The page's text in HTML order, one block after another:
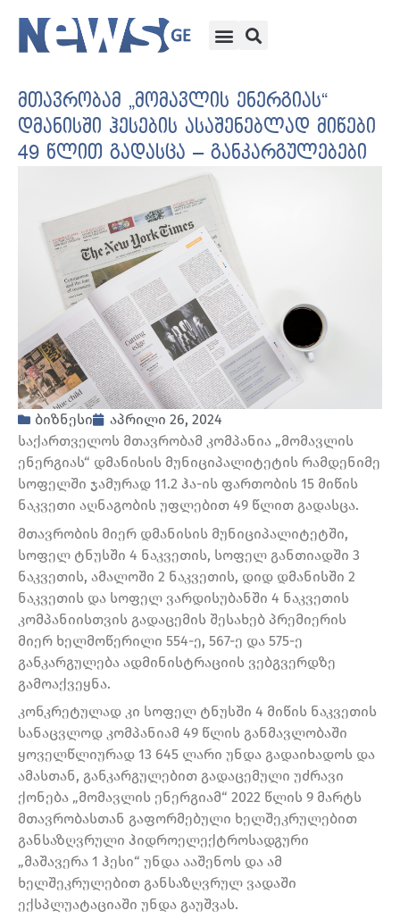
მთავრობამ „მომავლის ენერგიას“
დმანისში ჰესების ასაშენებლად მიწები
49 წლით გადასცა – განკარგულებები
ბიზნესი
აპრილი 26, 2024
საქართველოს მთავრობამ კომპანია „მომავლის
ენერგიას“ დმანისის მუნიციპალიტეტის რამდენიმე
სოფელში ჯამურად 11.2 ჰა-ის ფართობის 15 მიწის
ნაკვეთი აღნაგობის უფლებით 49 წლით გადასცა.
მთავრობის მიერ დმანისის მუნიციპალიტეტში,
სოფელ ტნუსში 4 ნაკვეთის, სოფელ განთიადში 3
ნაკვეთის, ამალოში 2 ნაკვეთის, დიდ დმანისში 2
ნაკვეთის და სოფელ ვარდისუბანში 4 ნაკვეთის
კომპანიისთვის გადაცემის შესახებ პრემიერის
მიერ ხელმოწერილი 554-ე, 567-ე და 575-ე
განკარგულება ადმინისტრაციის ვებგვერდზე
გამოაქვეყნა.
კონკრეტულად კი სოფელ ტნუსში 4 მიწის ნაკვეთის
სანაცვლოდ კომპანიამ 49 წლის განმავლობაში
ყოველწლიურად 13 645 ლარი უნდა გადაიხადოს და
ამასთან, განკარგულებით გადაცემული უძრავი
ქონება „მომავლის ენერგიამ“ 2022 წლის 9 მარტს
მთავრობასთან გაფორმებული ხელშეკრულებით
განსაზღვრული ჰიდროელექტროსადგური
„მაშავერა 1 ჰესი“ უნდა ააშენოს და ამ
ხელშეკრულებით განსაზღვრულ ვადაში
ექსპლუატაციაში უნდა გაუშვას.